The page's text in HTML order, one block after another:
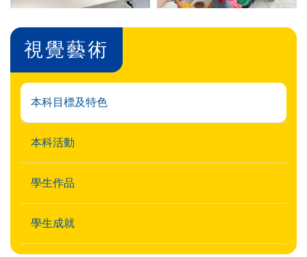
視覺藝術
本科目標及特色
本科活動
學生作品
學生成就